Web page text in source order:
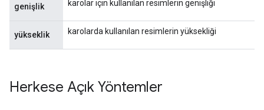
genişlik karolar için kullanılan resimlerin genişliği
yükseklik karolarda kullanılan resimlerin yüksekliği
Herkese Açık Yöntemler